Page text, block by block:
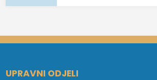
UPRAVNI ODJELI